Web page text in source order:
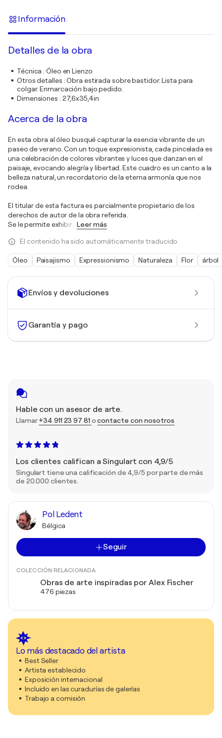
Envíos y devoluciones
Garantía y pago
Hable con un asesor de arte.
Llamar+34 911 23 97 81 ocontacte con nosotros
Los clientes califican a Singulart con 4,9/5
Singulart tiene una calificación de 4,9/5 por parte de más
de 20.000 clientes.
Pol Ledent
Bélgica
Seguir
COLECCIÓN RELACIONADA
Obras de arte inspiradas por Alex Fischer
476 piezas
Lo más destacado del artista
Best Seller
Artista establecido
Exposición internacional
Incluido en las curadurías de galerías
Trabajo a comisión
Información
Detalles de la obra
Técnica :Óleo en Lienzo
Otros detalles :Obra estirada sobre bastidor. Lista para
colgar. Enmarcación bajo pedido.
Dimensiones : 27,6x35,4in
Acerca de la obra
En esta obra al óleo busqué capturar la esencia vibrante de un
paseo de verano. Con un toque expresionista, cada pincelada es
una celebración de colores vibrantes y luces que danzan en el
paisaje, evocando alegría y libertad. Este cuadro es un canto a la
belleza natural, un recordatorio de la eterna armonía que nos
rodea.
El titular de esta factura es parcialmente propietario de los
derechos de autor de la obra referida.
Se le permite exhibir… Leer más
El contenido ha sido automáticamente traducido.
Óleo Paisajismo Expressionismo Naturaleza Flor árbol